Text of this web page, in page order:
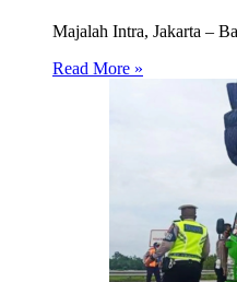
Majalah Intra, Jakarta –
Read More »